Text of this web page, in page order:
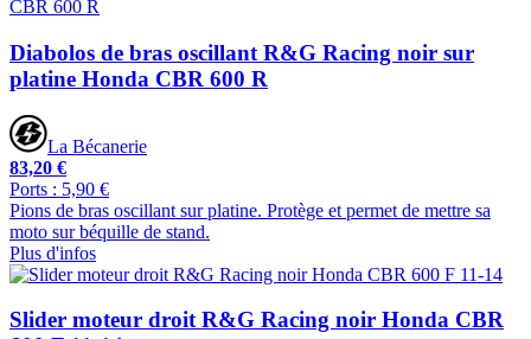
Diabolos de bras oscillant R&G Racing noir sur
platine Honda CBR 600 R
La Bécanerie
83,20 €
Ports : 5,90 €
Pions de bras oscillant sur platine. Protège et permet de mettre sa
moto sur béquille de stand.
Plus d'infos
Slider moteur droit R&G Racing noir Honda CBR